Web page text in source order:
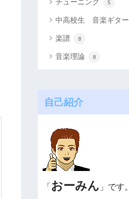
チューニング 5
中高校生 音楽ギター
楽譜 8
音楽理論 8
自己紹介
「 おーみん 」です。